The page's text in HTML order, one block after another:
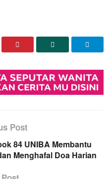
Post
84 UNIBA Membantu
Menghafal Doa Harian